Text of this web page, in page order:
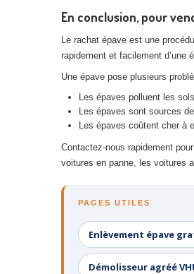
En conclusion, pour
Le rachat épave est une
rapidement et facilement d’une
Une épave pose plusieurs
Les épaves polluent les
Les épaves sont sources
Les épaves coûtent cher à
Contactez-nous rapidement
voitures en panne, les voitures
PAGES UTILES
Enlèvement épave
Démolisseur agréé